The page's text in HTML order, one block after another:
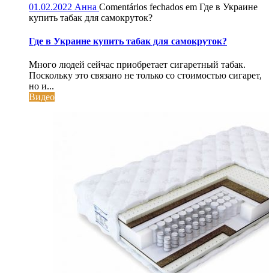
01.02.2022 Анна Comentários fechados em Где в Украине
купить табак для самокруток?
Где в Украине купить табак для самокруток?
Много людей сейчас приобретает сигаретный табак.
Поскольку это связано не только со стоимостью сигарет,
но и...
Видео